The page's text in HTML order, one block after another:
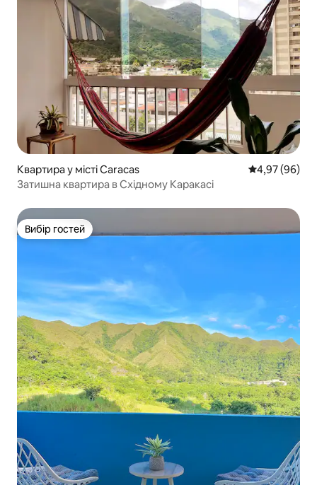
Квартира у місті Caracas Середня
4,97 (96)
Затишна квартира в Східному Каракасі
Вибір гостей
Вибір гостей